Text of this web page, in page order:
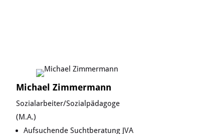
Michael Zimmermann
Sozialarbeiter/Sozialpädagoge
(M.A.)
Aufsuchende Suchtberatung JVA